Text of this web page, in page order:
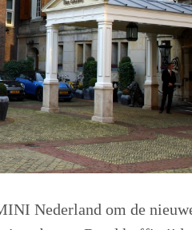
Nederland om de